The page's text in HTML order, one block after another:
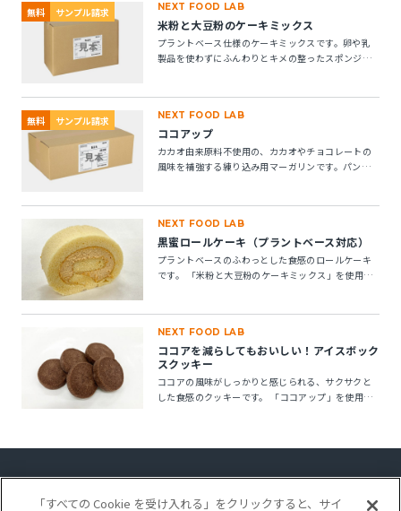
無料 サンプル請求 NEXT FOOD LAB
米粉と大豆粉のケーキミックス
プラントベース仕様のケーキミックスです。卵や乳
製品を使わずにふんわりとキメの整ったスポンジケ
無料 サンプル請求 NEXT FOOD LAB
ココアップ
カカオ由来原料不使用の、カカオやチョコレートの
風味を補強する練り込み用マーガリンです。パン・
NEXT FOOD LAB
黒蜜ロールケーキ（プラントベース対応）
プラントベースのふわっとした食感のロールケーキ
です。 「米粉と大豆粉のケーキミックス」を使用す
リューム感のある仕上がりになります。
NEXT FOOD LAB
ココアを減らしてもおいしい！アイスボック
スクッキー
ココアの風味がしっかりと感じられる、サクサクと
した食感のクッキーです。 「ココアップ」を使用す
「すべての Cookie を受け入れる」をクリックすると、サイ